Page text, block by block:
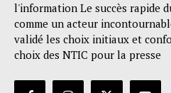
l'information Le succès rapide
comme un acteur
validé les choix initiaux et
choix des NTIC pour la presse